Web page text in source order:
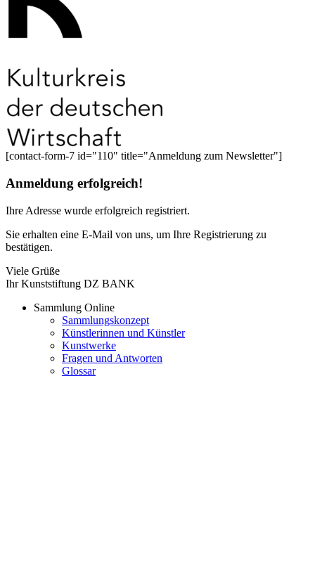
[contact-form-7 id="110" title="Anmeldung zum Newsletter"]
Anmeldung erfolgreich!
Ihre Adresse wurde erfolgreich registriert.
Sie erhalten eine E-Mail von uns, um Ihre Registrierung zu
bestätigen.
Viele Grüße
Ihr Kunststiftung DZ BANK
Sammlung Online
Sammlungskonzept
Künstlerinnen und Künstler
Kunstwerke
Fragen und Antworten
Glossar